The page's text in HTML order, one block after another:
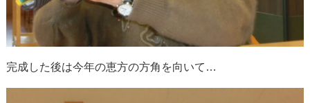
完成した後は今年の恵方の方角を向いて…